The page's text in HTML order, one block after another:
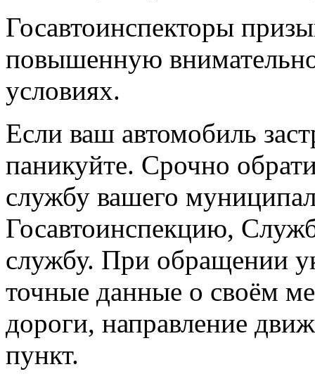
Госавтоинспекторы
повышенную
условиях.
Если ваш автомобиль
паникуйте. Срочно
службу вашего
Госавтоинспекцию,
службу. При обращении
точные данные о своём
дороги, направление
пункт.